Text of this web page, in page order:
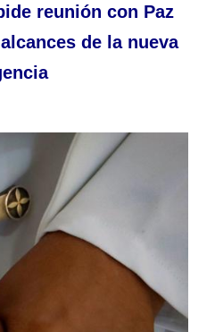
reunión con Paz
de la nueva